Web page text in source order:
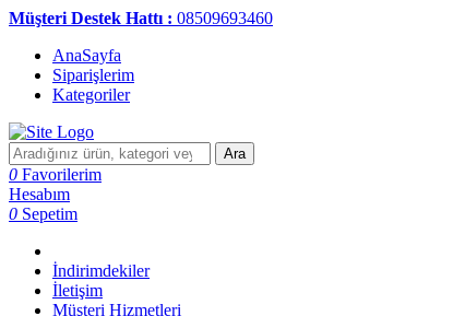
Müşteri Destek Hattı : 08509693460
AnaSayfa
Siparişlerim
Kategoriler
Ara
0 Favorilerim
Hesabım
0 Sepetim
İndirimdekiler
İletişim
Müşteri Hizmetleri